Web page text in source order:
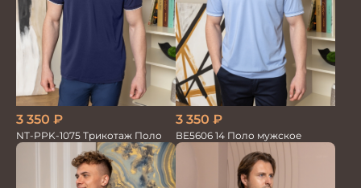
3 350 ₽
NT-PPK-1075 Трикотаж Поло
3 350 ₽
ВЕ5606 14 Поло мужское